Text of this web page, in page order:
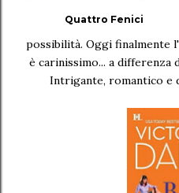
Quattro Fenici
possibilità. Oggi finalmente
è carinissimo... a differenza
Intrigante, romantico e